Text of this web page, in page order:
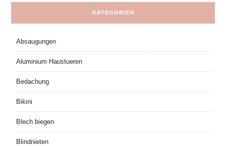
KATEGORIEN
Absaugungen
Aluminium Haustueren
Bedachung
Bikini
Blech biegen
Blindnieten